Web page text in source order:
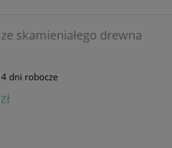
skamieniałego drewna
dni robocze